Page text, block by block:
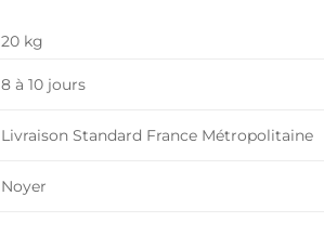
20 kg
8 à 10 jours
Livraison Standard France Métropolitaine
Noyer